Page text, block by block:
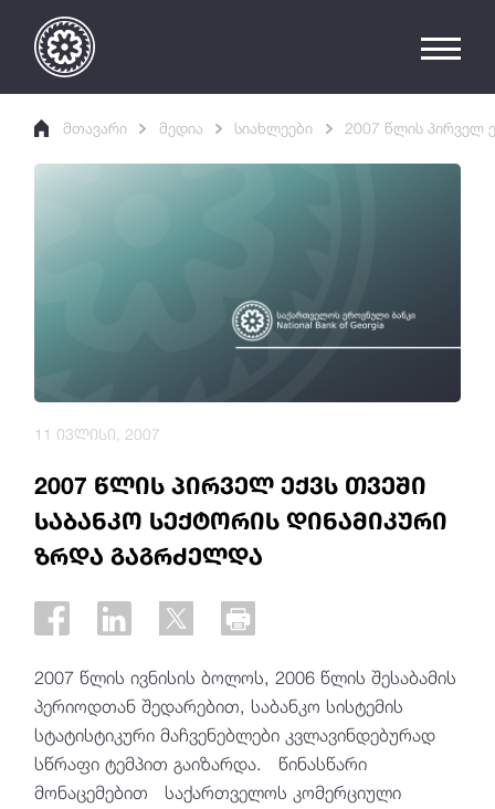
მთავარი მედია სიახლეები 2007 წლის პირველ
2007 წლის პირველ ექვს თვეში
საბანკო სექტორის დინამიკური
ზრდა გაგრძელდა
11 ივლისი, 2007
2007 წლის ივნისის ბოლოს, 2006 წლის შესაბამის
პერიოდთან შედარებით, საბანკო სისტემის
სტატისტიკური მაჩვენებლები კვლავინდებურად
სწრაფი ტემპით გაიზარდა. წინასწარი
მონაცემებით საქართველოს კომერციული